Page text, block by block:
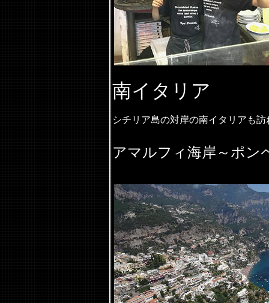
南イタリア
シチリア島の対岸の南イタリアも
アマルフィ海岸～ポン